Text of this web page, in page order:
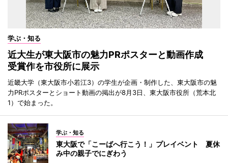
学ぶ・知る
近大生が東大阪市の魅力PRポスターと動画作成
受賞作を市役所に展示
近畿大学（東大阪市小若江3）の学生が企画・制作した、東大阪市の魅
力PRポスターとショート動画の掲出が8月3日、東大阪市役所（荒本北
1）で始まった。
学ぶ・知る
東大阪で「こーばへ行こう！」プレイベント 夏休
み中の親子でにぎわう